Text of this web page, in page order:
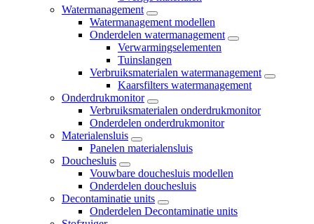
Watermanagement
Watermanagement modellen
Onderdelen watermanagement
Verwarmingselementen
Tuinslangen
Verbruiksmaterialen watermanagement
Kaarsfilters watermanagement
Onderdrukmonitor
Verbruiksmaterialen onderdrukmonitor
Onderdelen onderdrukmonitor
Materialensluis
Panelen materialensluis
Douchesluis
Vouwbare douchesluis modellen
Onderdelen douchesluis
Decontaminatie units
Onderdelen Decontaminatie units